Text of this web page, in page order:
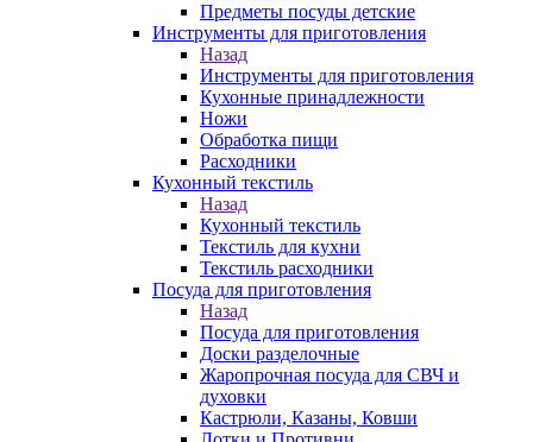
Предметы посуды детские
Инструменты для приготовления
Назад
Инструменты для приготовления
Кухонные принадлежности
Ножи
Обработка пищи
Расходники
Кухонный текстиль
Назад
Кухонный текстиль
Текстиль для кухни
Текстиль расходники
Посуда для приготовления
Назад
Посуда для приготовления
Доски разделочные
Жаропрочная посуда для СВЧ и
духовки
Кастрюли, Казаны, Ковши